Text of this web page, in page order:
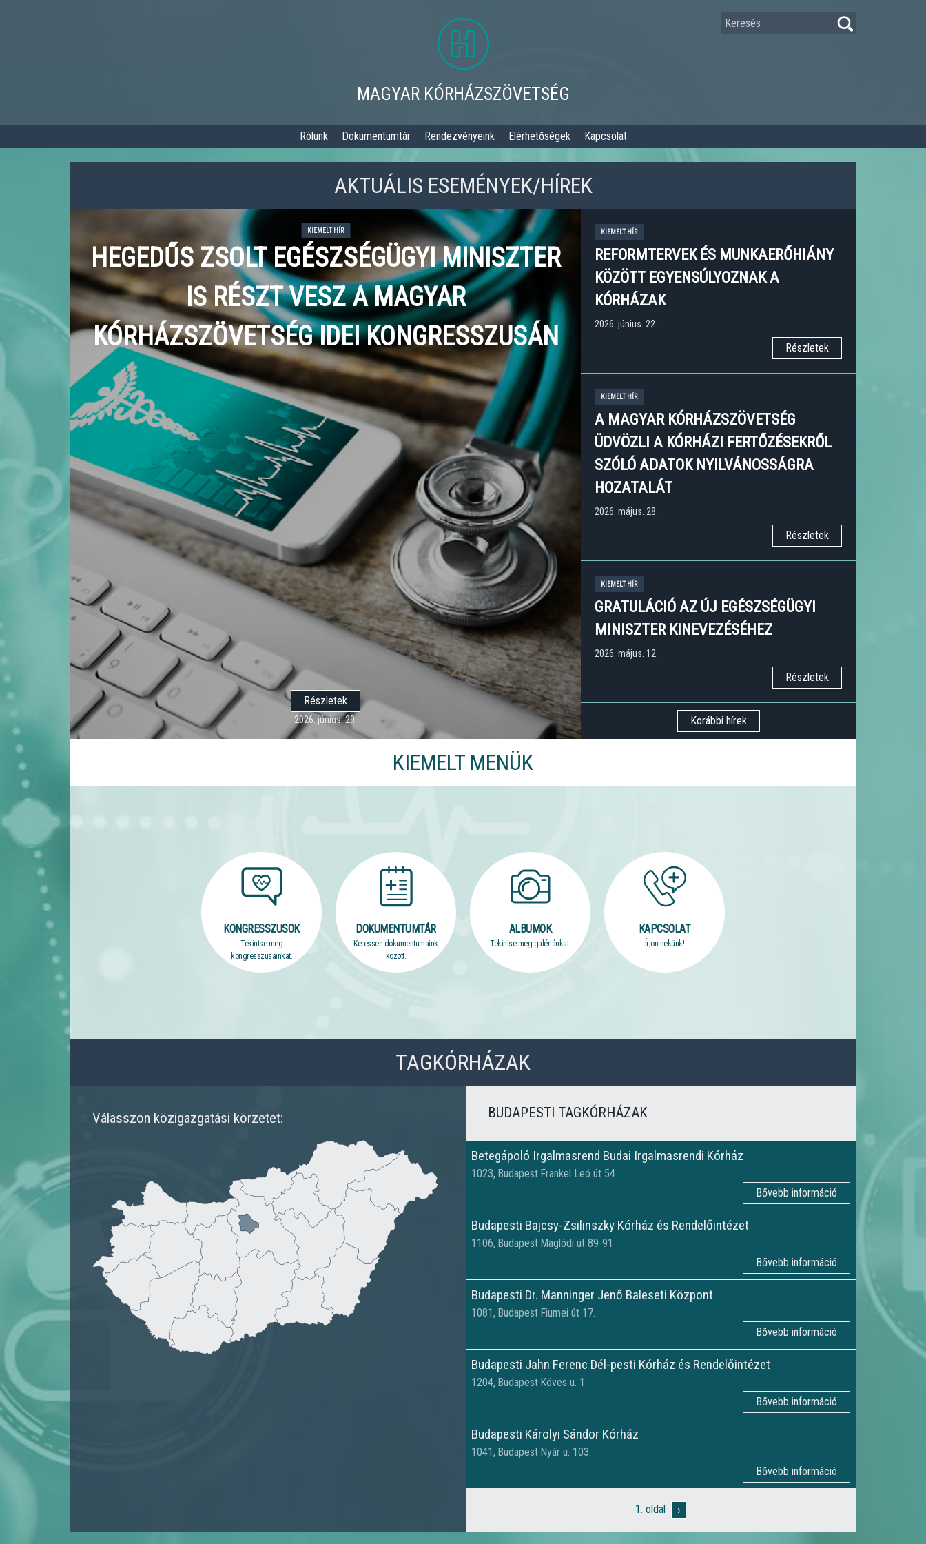
MAGYAR KÓRHÁZSZÖVETSÉG
Keresés
Rólunk Dokumentumtár Rendezvényeink Elérhetőségek Kapcsolat
AKTUÁLIS ESEMÉNYEK/HÍREK
KIEMELT HÍR
HEGEDŰS ZSOLT EGÉSZSÉGÜGYI MINISZTER
IS RÉSZT VESZ A MAGYAR
KÓRHÁZSZÖVETSÉG IDEI KONGRESSZUSÁN
2026. június. 29.
Részletek
KIEMELT HÍR
REFORMTERVEK ÉS MUNKAERŐHIÁNY
KÖZÖTT EGYENSÚLYOZNAK A
KÓRHÁZAK
2026. június. 22.
Részletek
KIEMELT HÍR
A MAGYAR KÓRHÁZSZÖVETSÉG
ÜDVÖZLI A KÓRHÁZI FERTŐZÉSEKRŐL
SZÓLÓ ADATOK NYILVÁNOSSÁGRA
HOZATALÁT
2026. május. 28.
Részletek
KIEMELT HÍR
GRATULÁCIÓ AZ ÚJ EGÉSZSÉGÜGYI
MINISZTER KINEVEZÉSÉHEZ
2026. május. 12.
Részletek
Korábbi hírek
KIEMELT MENÜK
KONGRESSZUSOK
Tekintse meg
kongresszusainkat.
DOKUMENTUMTÁR
Keressen dokumentumaink
között.
ALBUMOK
Tekintse meg galériánkat.
KAPCSOLAT
Írjon nekünk!
TAGKÓRHÁZAK
Válasszon közigazgatási körzetet: BUDAPESTI TAGKÓRHÁZAK
Betegápoló Irgalmasrend Budai Irgalmasrendi Kórház
1023, Budapest Frankel Leó út 54
Bővebb információ
Budapesti Bajcsy-Zsilinszky Kórház és Rendelőintézet
1106, Budapest Maglódi út 89-91
Bővebb információ
Budapesti Dr. Manninger Jenő Baleseti Központ
1081, Budapest Fiumei út 17.
Bővebb információ
Budapesti Jahn Ferenc Dél-pesti Kórház és Rendelőintézet
1204, Budapest Köves u. 1.
Bővebb információ
Budapesti Károlyi Sándor Kórház
1041, Budapest Nyár u. 103.
Bővebb információ
Oldalszámozás
1. oldal
Következő
›